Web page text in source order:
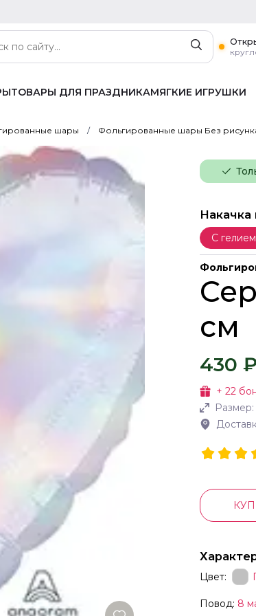
ТОВАРЫ ДЛЯ ПРАЗДНИКАМЯГКИЕ ИГРУШКИ
шары Фольгированные шары Без
С гелием
см
430 ₽
+ 22
Размер:
Цвет:
Повод: 8